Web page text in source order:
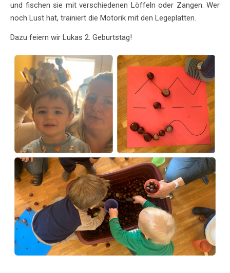
und fischen sie mit verschiedenen Löffeln oder Zangen. Wer
noch Lust hat, trainiert die Motorik mit den Legeplatten.
Dazu feiern wir Lukas 2. Geburtstag!